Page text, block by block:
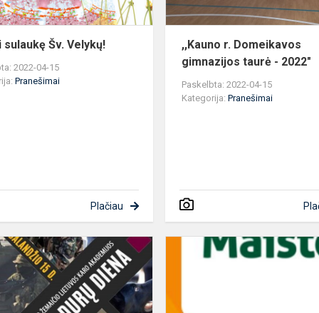
sulaukę Šv. Velykų!
2022-04-15
Pranešimai
Plačiau
,,Kauno r. Domeikavos
gimnazijos taurė - 2022"
Paskelbta: 2022-04-15
Kategorija:Pranešimai
durų
diena